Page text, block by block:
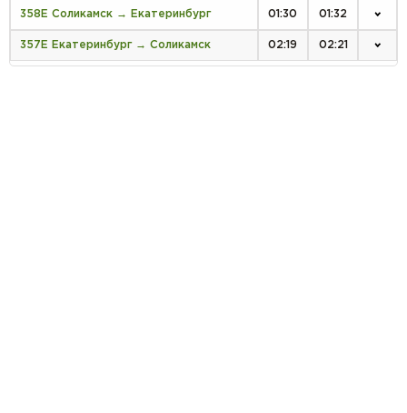
358Е Соликамск → Екатеринбург 01:30 01:32
357Е Екатеринбург → Соликамск 02:19 02:21